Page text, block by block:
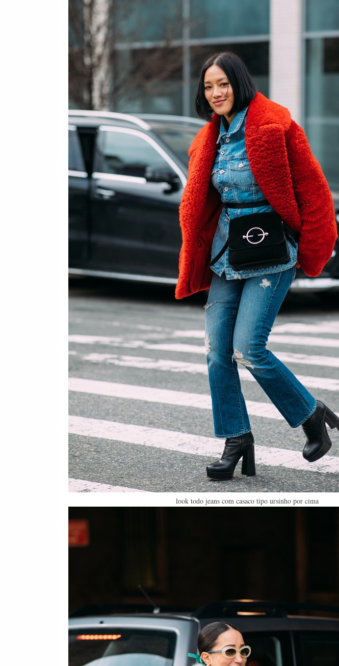
look todo jeans com casaco tipo ursinho por cima